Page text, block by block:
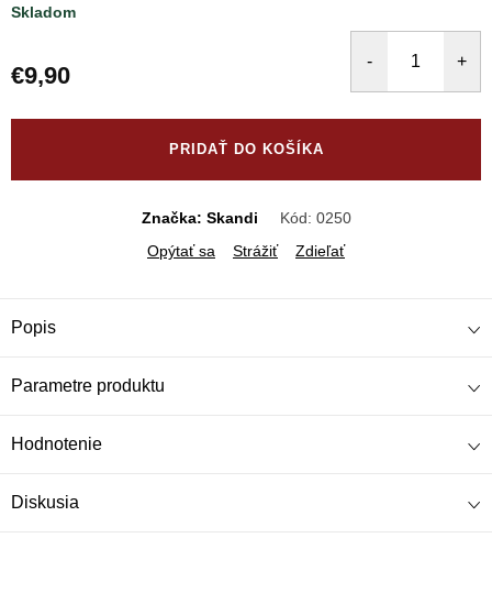
Skladom
€9,90
PRIDAŤ DO KOŠÍKA
Značka: Skandi Kód: 0250
Opýtať sa
Strážiť Zdieľať
Popis
Parametre produktu
Hodnotenie
Diskusia